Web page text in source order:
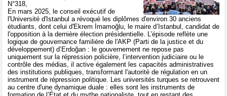
N°318,
En mars 2025, le conseil exécutif de
l'Université d'Istanbul a révoqué les diplômes d'environ 30 anciens
étudiants, dont celui d'Ekrem İmamoğlu, le maire d’Istanbul, candidat de
l'opposition à la dernière élection présidentielle. L’épisode reflète une
logique de gouvernance familière de l'AKP (Parti de la justice et du
développement) d’Erdoğan : le gouvernement ne repose pas
uniquement sur la répression policière, l’intervention judiciaire ou le
contrôle des médias, il active également les capacités administratives
des institutions publiques, transformant l'autorité de régulation en un
instrument de répression politique. Les universités turques se retrouvent
au centre d'une dynamique duale : elles sont les instruments de